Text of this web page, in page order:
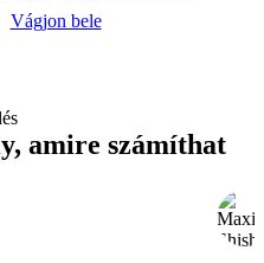
Vágjon bele
amire számíthat